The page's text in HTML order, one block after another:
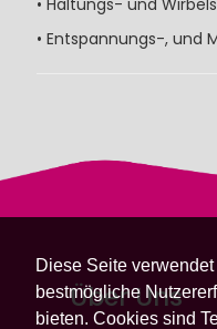
Diese Seite
bestmögliche
bieten. Cookies sind
• Haltungs- und
• Entspannungs-, und
Über Uns